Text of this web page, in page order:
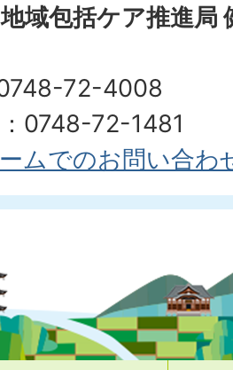
域包括ケア推進局
72-4008
0748-72-1481
ムでのお問い合わ